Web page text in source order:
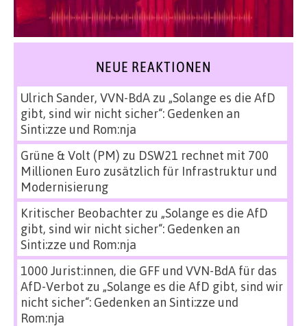
NEUE REAKTIONEN
Ulrich Sander, VVN-BdAzu „Solange es die AfD
gibt, sind wir nicht sicher“: Gedenken an
Sinti:zze und Rom:nja
Grüne & Volt (PM) zu DSW21 rechnet mit 700
Millionen Euro zusätzlich für Infrastruktur und
Modernisierung
Kritischer Beobachterzu „Solange es die AfD
gibt, sind wir nicht sicher“: Gedenken an
Sinti:zze und Rom:nja
1000 Jurist:innen, die GFF und VVN-BdA für das
AfD-Verbot zu „Solange es die AfD gibt, sind wir
nicht sicher“: Gedenken an Sinti:zze und
Rom:nja